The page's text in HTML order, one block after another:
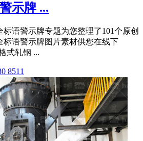
示牌 ...
语警示牌专题为您整理了101个原创
标语警示牌图片素材供您在线下
式轧钢 ...
8511